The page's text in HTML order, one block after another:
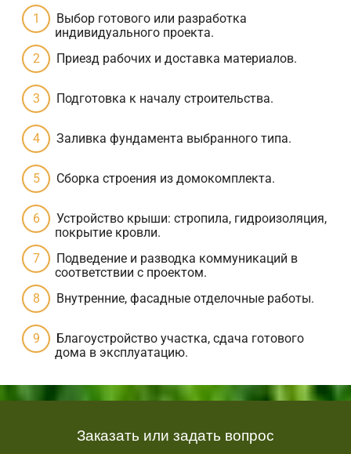
Выбор готового или разработка
индивидуального проекта.
Приезд рабочих и доставка материалов.
Подготовка к началу строительства.
Заливка фундамента выбранного типа.
Сборка строения из домокомплекта.
Устройство крыши: стропила, гидроизоляция,
покрытие кровли.
Подведение и разводка коммуникаций в
соответствии с проектом.
Внутренние, фасадные отделочные работы.
Благоустройство участка, сдача готового
дома в эксплуатацию.
Заказать или задать вопрос